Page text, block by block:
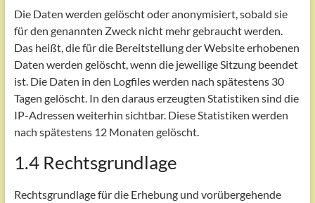
Die Daten werden gelöscht oder anonymisiert, sobald sie
für den genannten Zweck nicht mehr gebraucht werden.
Das heißt, die für die Bereitstellung der Website erhobenen
Daten werden gelöscht, wenn die jeweilige Sitzung beendet
ist. Die Daten in den Logfiles werden nach spätestens 30
Tagen gelöscht. In den daraus erzeugten Statistiken sind die
IP-Adressen weiterhin sichtbar. Diese Statistiken werden
nach spätestens 12 Monaten gelöscht.
1.4 Rechtsgrundlage
Rechtsgrundlage für die Erhebung und vorübergehende